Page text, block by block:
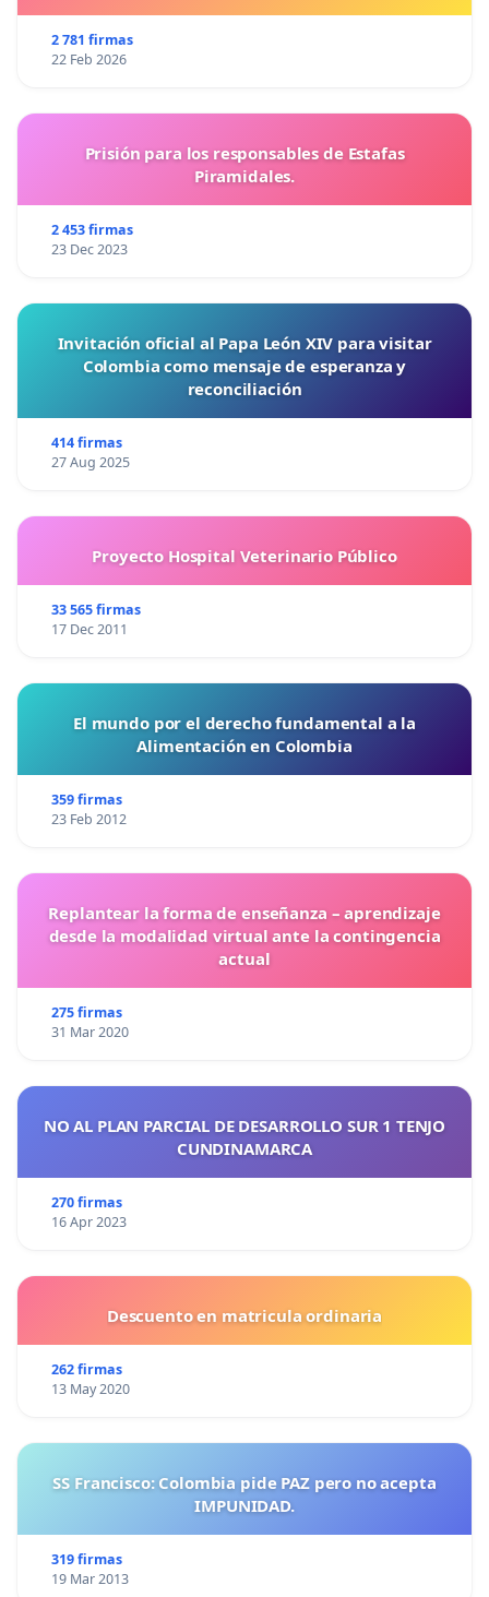
2 781 firmas
22 Feb 2026
Prisión para los responsables de Estafas
Piramidales.
2 453 firmas
23 Dec 2023
Invitación oficial al Papa León XIV para visitar
Colombia como mensaje de esperanza y
reconciliación
414 firmas
27 Aug 2025
Proyecto Hospital Veterinario Público
33 565 firmas
17 Dec 2011
El mundo por el derecho fundamental a la
Alimentación en Colombia
359 firmas
23 Feb 2012
Replantear la forma de enseñanza – aprendizaje
desde la modalidad virtual ante la contingencia
actual
275 firmas
31 Mar 2020
NO AL PLAN PARCIAL DE DESARROLLO SUR 1 TENJO
CUNDINAMARCA
270 firmas
16 Apr 2023
Descuento en matricula ordinaria
262 firmas
13 May 2020
SS Francisco: Colombia pide PAZ pero no acepta
IMPUNIDAD.
319 firmas
19 Mar 2013